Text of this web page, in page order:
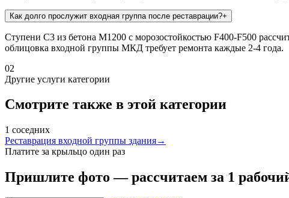
Как долго прослужит входная группа после реставрации?+
Ступени С3 из бетона М1200 с морозостойкостью F400-F500
облицовка входной группы МКД требует ремонта каждые 2-4 года.
02
Другие услуги категории
Смотрите также в этой категории
1 соседних
Реставрация входной группы здания→
Платите за крыльцо один раз
Пришлите фото — рассчитаем за 1